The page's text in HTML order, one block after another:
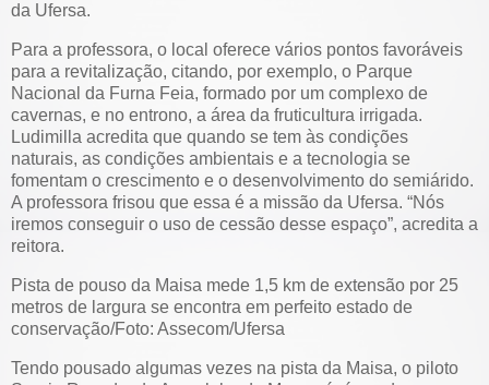
da Ufersa.
Para a professora, o local oferece vários pontos favoráveis
para a revitalização, citando, por exemplo, o Parque
Nacional da Furna Feia, formado por um complexo de
cavernas, e no entrono, a área da fruticultura irrigada.
Ludimilla acredita que quando se tem às condições
naturais, as condições ambientais e a tecnologia se
fomentam o crescimento e o desenvolvimento do semiárido.
A professora frisou que essa é a missão da Ufersa. “Nós
iremos conseguir o uso de cessão desse espaço”, acredita a
reitora.
Pista de pouso da Maisa mede 1,5 km de extensão por 25
metros de largura se encontra em perfeito estado de
conservação/Foto: Assecom/Ufersa
Tendo pousado algumas vezes na pista da Maisa, o piloto